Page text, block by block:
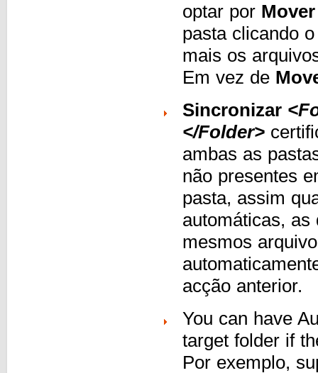
optar por Mover
pasta clicando
mais os
Em vez de
Sincronizar
</Folder>
ambas as
não presentes
pasta, assim
automáticas, as
mesmos
acção anterior.
You can have
target folder if
Por exemplo,